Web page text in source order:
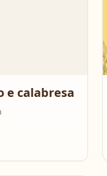
e calabresa